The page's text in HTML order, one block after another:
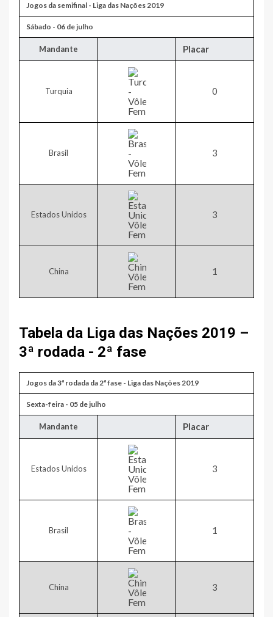
Jogos da ​semifinal - Liga das Nações 2019
​Sábado - 06 de julho
​Mandante Placar
Turquia ​0
Brasil ​3
Estados Unidos ​3
China ​1
Tabela da Liga das Nações 2019 –
3ª rodada - 2ª fase
Jogos da 3ª rodada da 2ª fase - Liga das Nações 2019
​Sexta-feira - 05 de julho
​Mandante Placar
Estados Unidos ​3
Brasil ​1
China ​3